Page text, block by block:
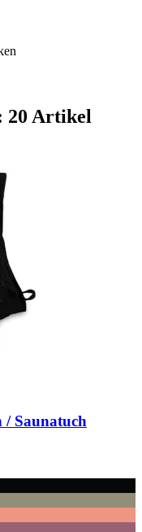
20 Artikel
/ Saunatuch